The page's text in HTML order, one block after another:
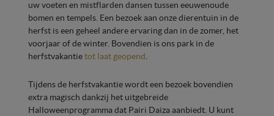
uw voeten en mistflarden dansen tussen eeuwenoude
bomen en tempels. Een bezoek aan onze dierentuin in de
herfst is een geheel andere ervaring dan in de zomer, het
voorjaar of de winter. Bovendien is ons park in de
herfstvakantietot laat geopend
Tijdens de herfstvakantie wordt een bezoek bovendien
extra magisch dankzij het uitgebreide
Halloweenprogramma dat Pairi Daiza aanbiedt. U kunt